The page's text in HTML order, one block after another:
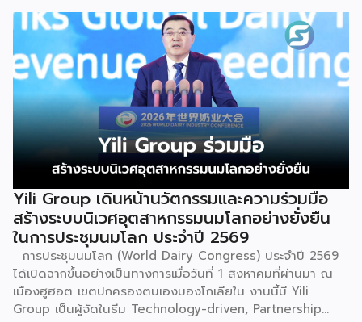
โจว” ซึ่งทรงคุณค่าเป็นยิ่งกว่าการแสดง เพราะทำหน้าที่จดบันทึก
ประวัติศาสตร์การอพยพย้ายถิ่นฐาน สะท้อนภูมิปัญญาทาง
วัฒนธรรมอันรุ่มรวย และตอกย้ำจิตวิญญาณอันแข็งแกร่งของ
ชนเผ่าเหมียวไว้ได้อย่างงดงาม ตำนานเล่าว่า ยามอพยพย้าย
ถิ่นฐานในอดีตกาล เส้นทางของชาวเหมียวต้องเผชิญกับเทือกเขา
สูงชันและพงหนามรกร้าง เพื่อเปิดทางให้เพื่อนพ้องเดินทางผ่าน
พงไพร เหล่าผู้กล้าหาญจึงใช้ร่างกายของตนกลิ้งทับพงหนาม
อย่างไม่เกรงกลัวเพื่อถางทางให้คนในเผ่า ด้วยเหตุนี้ คนรุ่นหลังจึง
ได้จำลองท่วงท่าการกลิ้งตัวดังกล่าวมาต่อยอดและรังสรรค์เป็น
ระบำลู่เซิงอันเป็นเอกลักษณ์ เพื่อรำลึกถึงความกล้าหาญและหยาด
เหงื่อแรงกายของบรรพบุรุษ โดยทุกท่วงท่าการกลิ้งตัวคือการ
คารวะต่อบรรพชน และทุกการกระโดดสะท้อนถึงจิตวิญญาณอัน
แรงกล้าของชนเผ่าเหมียว กุนซานจูถือเป็นหนึ่งในศิลปะการ
เต้นรำที่ปราบเซียนและท้าทายที่สุดของชนเผ่าเหมียว ผู้แสดงจะ
สวมเสื้อนอกสีขาวปักลายอันประณีต และสวมหมวกขนไก่ฟ้า
พร้อมบรรเลงลู่เซิงแบบ 6 ท่อ จุดที่ท้าทายที่สุดคือเสียงเพลงจะ
ต้องพลิ้วไหวอย่างต่อเนื่อง นักเต้นจึงต้องเป่าลู่เซิงอย่าง
สม่ำเสมอโดยไม่สะดุด แม้ในยามที่ต้องโลดโผนด้วยท่วงท่าที่ยาก
Yili Group เดินหน้านวัตกรรมและความร่วมมือ
สร้างระบบนิเวศอุตสาหกรรมนมโลกอย่างยั่งยืน
ในการประชุมนมโลก ประจำปี 2569
การประชุมนมโลก (World Dairy Congress) ประจำปี 2569
ได้เปิดฉากขึ้นอย่างเป็นทางการเมื่อวันที่ 1 สิงหาคมที่ผ่านมา ณ
เมืองฮูฮอต เขตปกครองตนเองมองโกเลียใน งานนี้มี Yili
Group เป็นผู้จัดในธีม Technology-driven, Partnership